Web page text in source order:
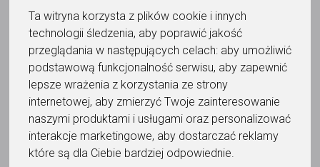
Ta witryna korzysta z plików cookie i innych
technologii śledzenia, aby poprawić jakość
przeglądania w następujących celach: aby umożliwić
podstawową funkcjonalność serwisu, aby zapewnić
lepsze wrażenia z korzystania ze strony
internetowej, aby zmierzyć Twoje zainteresowanie
naszymi produktami i usługami oraz personalizować
interakcje marketingowe, aby dostarczać reklamy
które są dla Ciebie bardziej odpowiednie.
język hiszpański
International Point - Paula
Fąfrowicz
Zapraszam na przyjemne zajęcia z absolwentką filologii